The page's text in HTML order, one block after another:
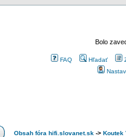
Bolo
FAQ Hľadať
Obsah fóra hifi.slovanet.sk -> Koutek